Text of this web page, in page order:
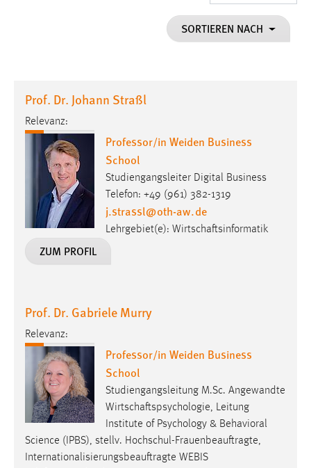
SORTIEREN NACH
Prof. Dr. Johann Straßl
Relevanz:
Professor/in Weiden Business
School
Studiengangsleiter Digital Business
Telefon: +49 (961) 382-1319
j.strassl@oth-aw.de
Lehrgebiet(e): Wirtschaftsinformatik
ZUM PROFIL
Prof. Dr. Gabriele Murry
Relevanz:
Professor/in Weiden Business
School
Studiengangsleitung M.Sc. Angewandte
Wirtschaftspsychologie, Leitung
Institute of Psychology & Behavioral
Science (IPBS), stellv. Hochschul-Frauenbeauftragte,
Internationalisierungsbeauftragte WEBIS
Performance
Name:
staticfilecache
Zweck:
Für performante Seitenauslieferung wird in diesem Cookie
gespeichert, ob man eingeloggt ist.
Sprachpräferenz
Name:
Das Cookie speichert die gewählte Sprache der Website.
Cookie Laufzeit:
30 Tage
Chat
Name:
MibewSessionID, MIBEW_UserID, mibew_locale, mibew-
chat-frame-style-5e9dbeb1811c0446